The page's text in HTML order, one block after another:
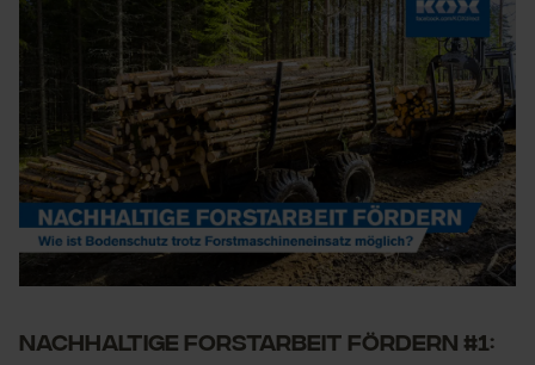
Nachhaltige Forstarbeit fördern #1: